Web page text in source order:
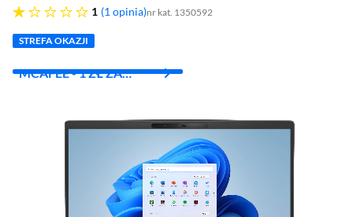
1
jedna gwiazdka 1 opinia nr kat. 1350592
STREFA OKAZJI
MCAFEE - 1 ZŁ ZA